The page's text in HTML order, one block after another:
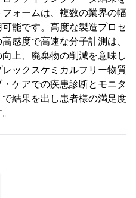
ォームは、複数の業界の幅
能です。高度な製造プロセ
感度で高速な分子計測は、
上、廃棄物の削減を意味し
ックスケミカルフリー物質
ケアでの疾患診断とモニタ
結果を出し患者様の満足度